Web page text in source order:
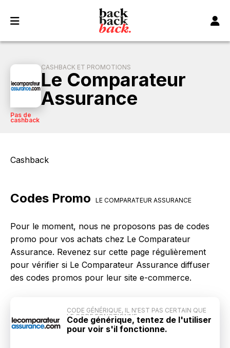
CASHBACK ET PROMOTIONS
Le Comparateur
Assurance
Pas de
cashback
Cashback
Codes Promo LE COMPARATEUR ASSURANCE
Pour le moment, nous ne proposons pas de codes
promo pour vos achats chez Le Comparateur
Assurance. Revenez sur cette page régulièrement
pour vérifier si Le Comparateur Assurance diffuser
des codes promos pour leur site e-commerce.
CODE GÉNÉRIQUE, IL N'EST PAS CERTAIN QUE
LE CODE FONCTIONNE
Code générique, tentez de l'utiliser
pour voir s'il fonctionne.